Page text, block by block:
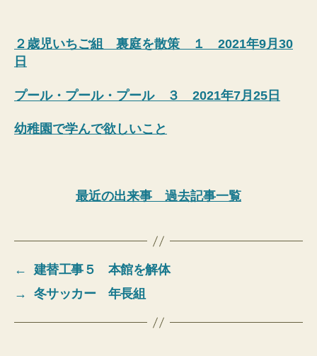
２歳児いちご組 裏庭を散策 １ 2021年9月30
日
プール・プール・プール ３ 2021年7月25日
幼稚園で学んで欲しいこと
最近の出来事 過去記事一覧
←
建替工事５ 本館を解体
→
冬サッカー 年長組